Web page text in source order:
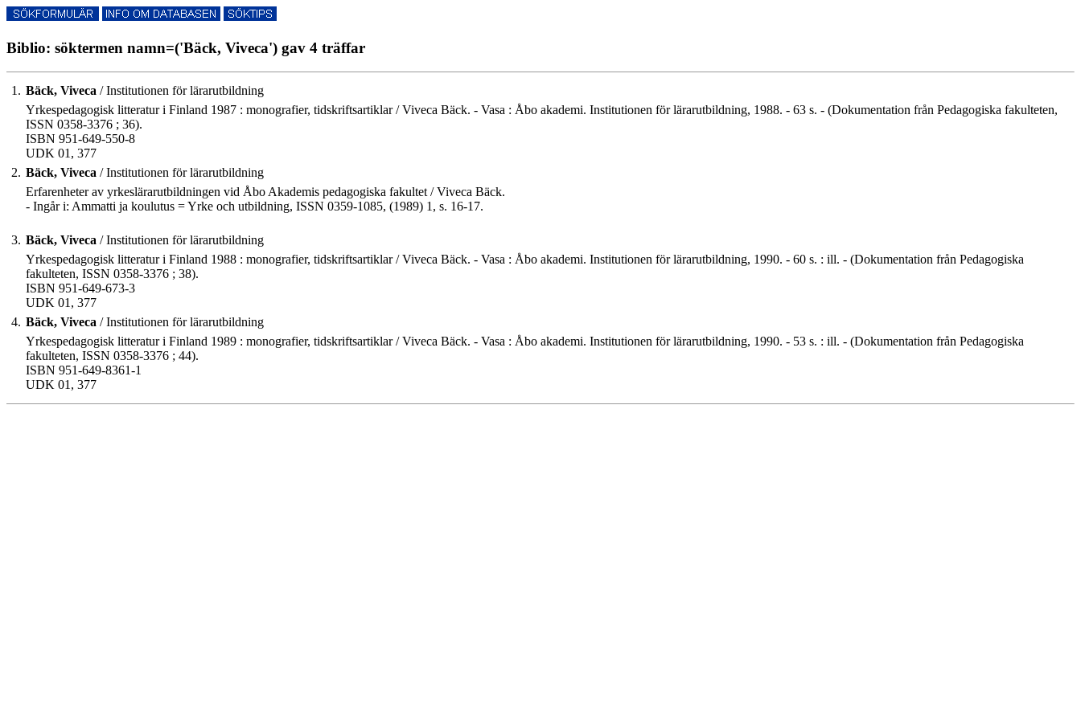
Biblio: söktermen namn=('Bäck, Viveca') gav 4 träffar
1. Bäck, Viveca / Institutionen för lärarutbildning
Yrkespedagogisk litteratur i Finland 1987 : monografier, tidskriftsartiklar / Viveca Bäck. - Vasa : Åbo akademi. Institutionen för lärarutbildning, 1988. - 63 s. - (Dokumentation från Pedagogiska fakulteten,
ISSN 0358-3376 ; 36).
ISBN 951-649-550-8
UDK 01, 377
2. Bäck, Viveca / Institutionen för lärarutbildning
Erfarenheter av yrkeslärarutbildningen vid Åbo Akademis pedagogiska fakultet / Viveca Bäck.
- Ingår i: Ammatti ja koulutus = Yrke och utbildning, ISSN 0359-1085, (1989) 1, s. 16-17.
3. Bäck, Viveca / Institutionen för lärarutbildning
Yrkespedagogisk litteratur i Finland 1988 : monografier, tidskriftsartiklar / Viveca Bäck. - Vasa : Åbo akademi. Institutionen för lärarutbildning, 1990. - 60 s. : ill. - (Dokumentation från Pedagogiska
fakulteten, ISSN 0358-3376 ; 38).
ISBN 951-649-673-3
UDK 01, 377
4. Bäck, Viveca / Institutionen för lärarutbildning
Yrkespedagogisk litteratur i Finland 1989 : monografier, tidskriftsartiklar / Viveca Bäck. - Vasa : Åbo akademi. Institutionen för lärarutbildning, 1990. - 53 s. : ill. - (Dokumentation från Pedagogiska
fakulteten, ISSN 0358-3376 ; 44).
ISBN 951-649-8361-1
UDK 01, 377